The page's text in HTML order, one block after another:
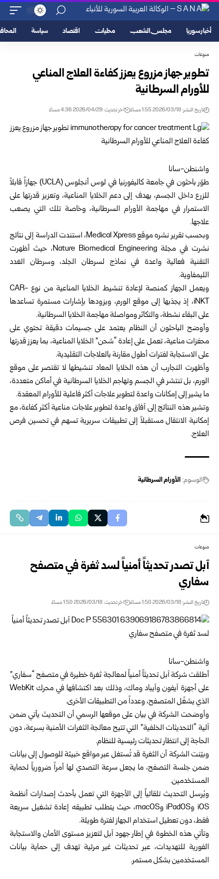
أخبار سوريا مجلس الشعب محليات اقتصاد سياسة
منوعات
تطوير جهاز مزروع يعزز كفاءة العلاج المناعي
للأورام السرطانية
تاريخ النشر: 2026/03/18 1:55 مساءً اخر تحديث: 2026/04/29 4:36 مساءً
واشنطن-سانا
طوّر باحثون في جامعة كاليفورنيا في لوس أنجلوس (UCLA) جهازاً قابلاً
للزرع داخل الجسم، يهدف إلى دعم الخلايا المناعية، وتعزيز قدرتها على
الاستمرار في مهاجمة الأورام السرطانية، وخاصة تلك التي يصعب
علاجها.
وبحسب تقرير نشره موقع Medical Xpress، استندت الدراسة إلى نتائج
نشرت في مجلة Nature Biomedical Engineering، حيث أظهرت
التقنية فعالية واعدة في نماذج لسرطان الجلد، وسرطان الغدد
الليمفاوية.
ويعمل الجهاز كمنصة لإعادة تنشيط الخلايا المناعية من نوع CAR-
iNKT، إذ يجذبها إلى موقع الورم، ويزودها بإشارات مستمرة تساعدها
على البقاء نشطة، والتكاثر ومواصلة مهاجمة الخلايا السرطانية.
وأوضح الباحثون أن النظام يعتمد على جسيمات دقيقة تحتوي على
محفزات مناعية، تعمل على إعادة “شحن” الخلايا المناعية، بما يعزز قدرتها
على الاستجابة لفترات أطول مقارنة بالعلاجات التقليدية.
وأظهرت التجارب أن هذه الخلايا المعاد تنشيطها لا تقتصر على موقع
الورم، بل تنتشر في الجسم وتهاجم الخلايا السرطانية في أماكن متعددة،
ما يشير إلى إمكانات واعدة لتطوير علاجات أكثر فاعلية للأورام المعقدة.
وتشير هذه النتائج إلى آفاق واعدة لتطوير علاجات مناعية أكثر كفاءة، مع
إمكانية الانتقال مستقبلاً إلى تطبيقات سريرية تسهم في تحسين فرص
العلاج.
الوسوم: الأورام السرطانية
منوعات
آبل تصدر تحديثاً أمنياً لسد ثغرة في متصفح
سفاري
تاريخ النشر: 2026/03/18 1:50 مساءً اخر تحديث: 2026/03/18 1:50 مساءً
واشنطن-سانا
أطلقت شركة آبل تحديثاً أمنياً لمعالجة ثغرة خطيرة في متصفح “سفاري”
على أجهزة آيفون وآيباد وماك، وذلك بعد اكتشافها في محرك WebKit
الذي يشغّل المتصفح، وعدداً من التطبيقات الأخرى.
وأوضحت الشركة في بيان على موقعها الرسمي أن التحديث يأتي ضمن
آلية “التحديثات الخلفية” التي تتيح معالجة الثغرات الأمنية بسرعة، دون
الحاجة إلى انتظار تحديثات رئيسية للنظام.
وبيّنت الشركة أن الثغرة قد تُستغل عبر مواقع خبيثة للوصول إلى بيانات
ضمن جلسة التصفح، ما يجعل سرعة التصدي لها أمراً ضرورياً لحماية
المستخدمين.
ويُرسل التحديث تلقائياً إلى الأجهزة التي تعمل بأحدث إصدارات أنظمة
iOS وiPadOS وmacOS، حيث يتطلب تطبيقه إعادة تشغيل سريعة
فقط، دون تعطيل استخدام الجهاز لفترة طويلة.
وتأتي هذه الخطوة في إطار جهود آبل لتعزيز مستوى الأمان والاستجابة
الفورية للتهديدات، عبر تحديثات غير مرئية تهدف إلى حماية بيانات
المستخدمين بشكل مستمر.